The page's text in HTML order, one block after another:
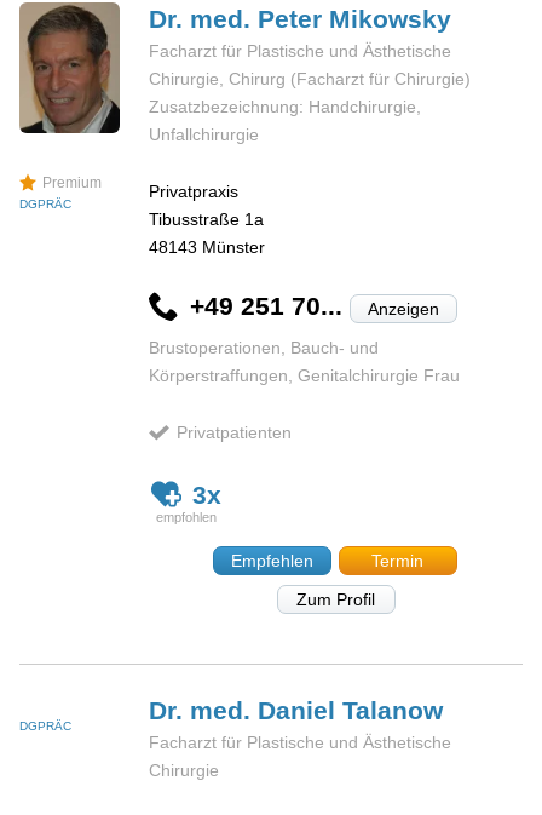
Premium
DGPRÄC
Dr. med. Peter Mikowsky
Facharzt für Plastische und Ästhetische
Chirurgie, Chirurg (Facharzt für Chirurgie)
Zusatzbezeichnung: Handchirurgie,
Unfallchirurgie
Privatpraxis
Tibusstraße 1a
48143 Münster
+49 251 70... Anzeigen
Brustoperationen, Bauch- und
Körperstraffungen, Genitalchirurgie Frau
Privatpatienten
3x
Empfehlen
Termin
Zum Profil
DGPRÄC
Dr. med. DanielTalanow
Facharzt für Plastische und Ästhetische
Chirurgie